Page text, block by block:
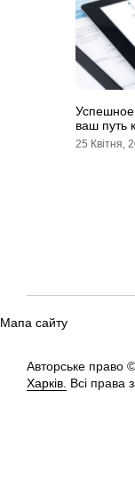
Успешное
ваш путь
25 Квітня,
Мапа сайту
Авторське право
Харків. Всі права